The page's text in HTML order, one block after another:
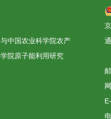
中国农业科学院农产
院原子能利用研究